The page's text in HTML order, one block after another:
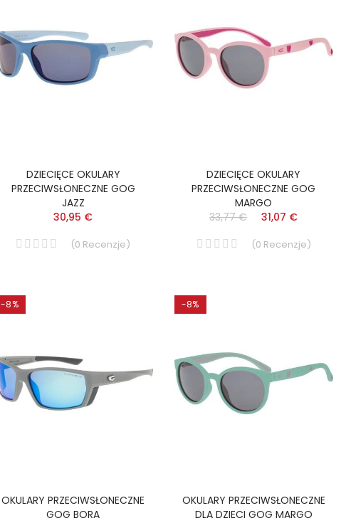
DZIECIĘCE OKULARY
PRZECIWSŁONECZNE GOG
JAZZ
30,95 €
(0 Recenzje)
DZIECIĘCE OKULARY
PRZECIWSŁONECZNE GOG
MARGO
33,77 €
31,07 €
(0 Recenzje)
-8%
OKULARY PRZECIWSŁONECZNE
GOG BORA
-8%
OKULARY PRZECIWSŁONECZNE
DLA DZIECI GOG MARGO